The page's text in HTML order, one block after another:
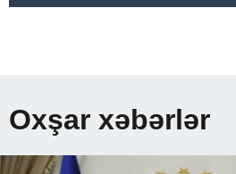
Oxşar xəbərlər